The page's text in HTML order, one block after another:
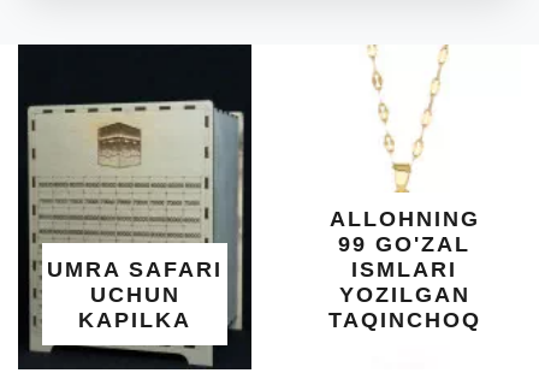
ALLOHNING
99 GO'ZAL
ISMLARI
YOZILGAN
TAQINCHOQ
DIYORIDA
O'SUVCHI
KUNDUR
SHIFOBAXSH
YELIMI: AQL,
XOTIRA VA
UMUMIY
SALOMATLIK
UCHUN
BEBAHO
NE'MAT